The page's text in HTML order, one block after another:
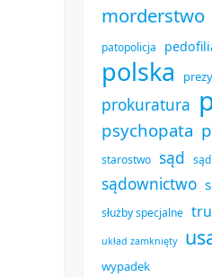
morderstwo
patopolicja
polska
prokuratura
psychopata
starostwo sąd
sądownictwo
służby specjalne
układ zamknięty
wypadek